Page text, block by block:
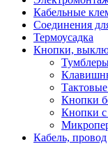
Кабельные
Соединения
Термоусадка
Кнопки,
Кнопки
Кнопки
Кабель, провод